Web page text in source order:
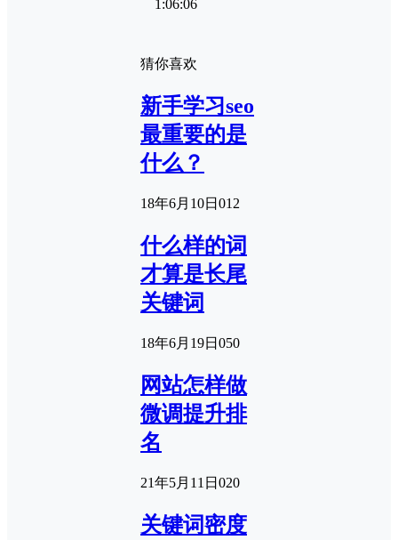
1:06:06
猜你喜欢
新手学习seo
最重要的是
什么？
18年6月10日 012
什么样的词
才算是长尾
关键词
18年6月19日 050
网站怎样做
微调提升排
名
21年5月11日 020
关键词密度